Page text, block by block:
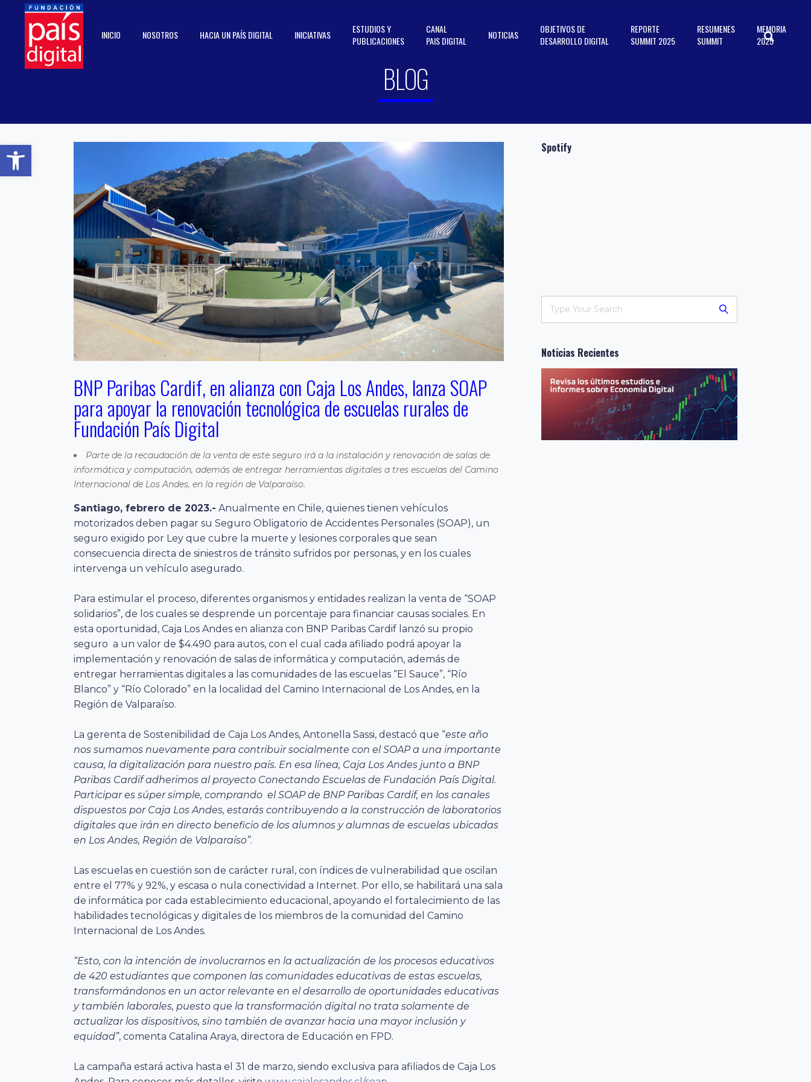
Abrir barra de herramientas
INICIO NOSOTROS HACIA UN PAÍS DIGITAL INICIATIVAS
ESTUDIOS Y
PUBLICACIONES
CANAL
PAIS DIGITAL
NOTICIAS
OBJETIVOS DE
DESARROLLO DIGITAL
REPORTE
SUMMIT 2025
RESUMENES
SUMMIT
MEMORIA
2025
BLOG
BNP Paribas Cardif, en alianza con Caja Los Andes, lanza SOAP
para apoyar la renovación tecnológica de escuelas rurales de
Fundación País Digital
Parte de la recaudación de la venta de este seguro irá a la instalación y renovación de salas de
informática y computación, además de entregar herramientas digitales a tres escuelas del Camino
Internacional de Los Andes, en la región de Valparaíso.
Santiago, febrero de 2023.- Anualmente en Chile, quienes tienen vehículos
motorizados deben pagar su Seguro Obligatorio de Accidentes Personales (SOAP), un
seguro exigido por Ley que cubre la muerte y lesiones corporales que sean
consecuencia directa de siniestros de tránsito sufridos por personas, y en los cuales
intervenga un vehículo asegurado.
Para estimular el proceso, diferentes organismos y entidades realizan la venta de “SOAP
solidarios”, de los cuales se desprende un porcentaje para financiar causas sociales. En
esta oportunidad, Caja Los Andes en alianza con BNP Paribas Cardif lanzó su propio
seguro a un valor de $4.490 para autos, con el cual cada afiliado podrá apoyar la
implementación y renovación de salas de informática y computación, además de
entregar herramientas digitales a las comunidades de las escuelas “El Sauce”, “Río
Blanco” y “Río Colorado” en la localidad del Camino Internacional de Los Andes, en la
Región de Valparaíso.
La gerenta de Sostenibilidad de Caja Los Andes, Antonella Sassi, destacó que “este año
nos sumamos nuevamente para contribuir socialmente con el SOAP a una importante
causa, la digitalización para nuestro país. En esa línea, Caja Los Andes junto a BNP
Paribas Cardif adherimos al proyecto Conectando Escuelas de Fundación País Digital.
Participar es súper simple, comprando el SOAP de BNP Paribas Cardif, en los canales
dispuestos por Caja Los Andes, estarás contribuyendo a la construcción de laboratorios
digitales que irán en directo beneficio de los alumnos y alumnas de escuelas ubicadas
en Los Andes, Región de Valparaíso”.
Las escuelas en cuestión son de carácter rural, con índices de vulnerabilidad que oscilan
entre el 77% y 92%, y escasa o nula conectividad a Internet. Por ello, se habilitará una sala
de informática por cada establecimiento educacional, apoyando el fortalecimiento de las
habilidades tecnológicas y digitales de los miembros de la comunidad del Camino
Internacional de Los Andes.
“Esto, con la intención de involucrarnos en la actualización de los procesos educativos
de 420 estudiantes que componen las comunidades educativas de estas escuelas,
transformándonos en un actor relevante en el desarrollo de oportunidades educativas
y también laborales, puesto que la transformación digital no trata solamente de
actualizar los dispositivos, sino también de avanzar hacia una mayor inclusión y
equidad”, comenta Catalina Araya, directora de Educación en FPD.
La campaña estará activa hasta el 31 de marzo, siendo exclusiva para afiliados de Caja Los
Spotify
Noticias Recientes